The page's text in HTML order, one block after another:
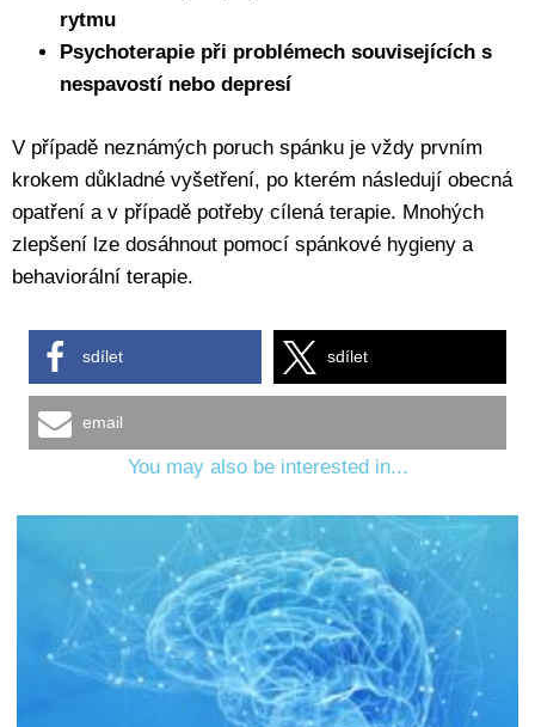
rytmu
Psychoterapie při problémech souvisejících s
nespavostí nebo depresí
V případě neznámých poruch spánku je vždy prvním
krokem důkladné vyšetření, po kterém následují obecná
opatření a v případě potřeby cílená terapie. Mnohých
zlepšení lze dosáhnout pomocí spánkové hygieny a
behaviorální terapie.
sdílet sdílet
email
You may also be interested in...